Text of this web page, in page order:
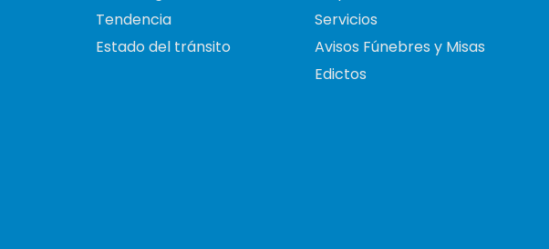
Tendencia
Estado del tránsito
Servicios
Avisos Fúnebres y Misas
Edictos